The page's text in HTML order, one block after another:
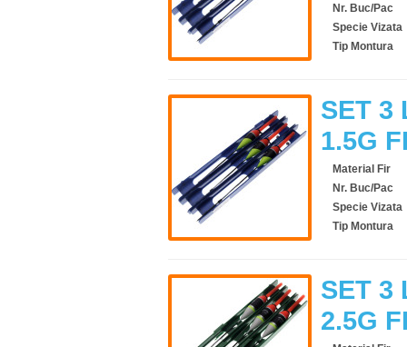
Nr. Buc/Pac
Specie Vizata
Tip Montura
SET 3
1.5G
Material Fir
Nr. Buc/Pac
Specie Vizata
Tip Montura
SET 3
2.5G